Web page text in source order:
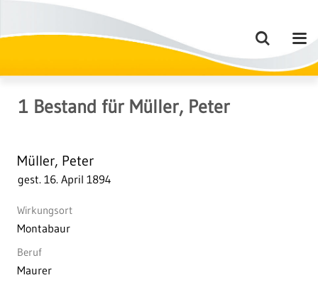
1 Bestand für Müller, Peter
Müller, Peter
gest. 16. April 1894
Wirkungsort
Montabaur
Beruf
Maurer